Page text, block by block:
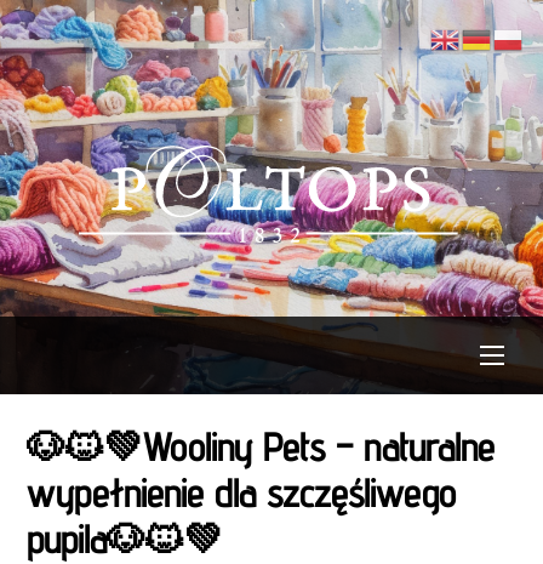
Skip
to
content
🐶🐱💚Wooliny Pets – naturalne
wypełnienie dla szczęśliwego
pupila🐶🐱💚